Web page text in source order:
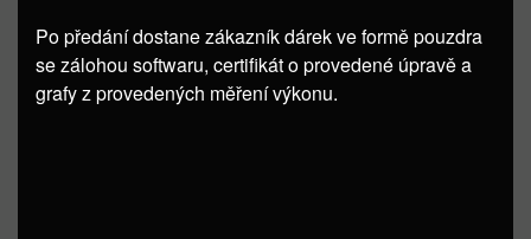
Po předání dostane zákazník dárek ve formě pouzdra
se zálohou softwaru, certifikát o provedené úpravě a
grafy z provedených měření výkonu.